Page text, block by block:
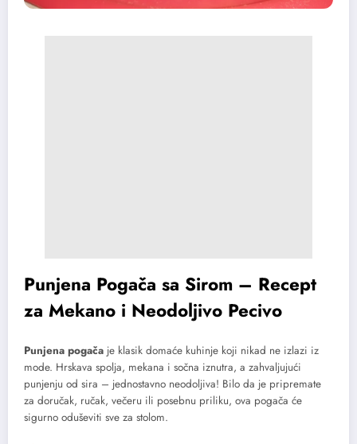
Punjena Pogača sa Sirom – Recept
za Mekano i Neodoljivo Pecivo
Punjena pogača je klasik domaće kuhinje koji nikad ne izlazi iz
mode. Hrskava spolja, mekana i sočna iznutra, a zahvaljujući
punjenju od sira – jednostavno neodoljiva! Bilo da je pripremate
za doručak, ručak, večeru ili posebnu priliku, ova pogača će
sigurno oduševiti sve za stolom.